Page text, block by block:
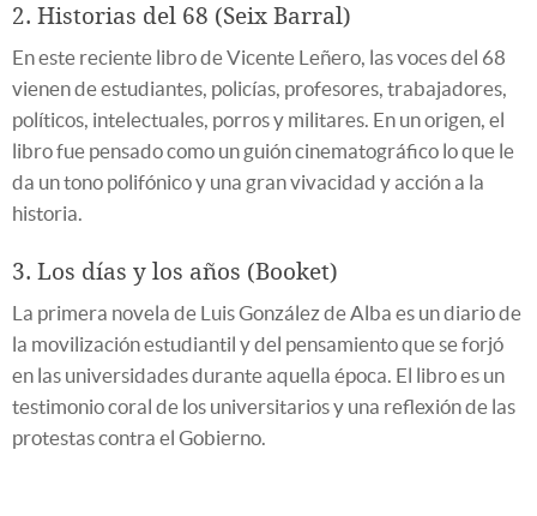
2. Historias del 68 (Seix Barral)
En este reciente libro de Vicente Leñero, las voces del 68
vienen de estudiantes, policías, profesores, trabajadores,
políticos, intelectuales, porros y militares. En un origen, el
libro fue pensado como un guión cinematográfico lo que le
da un tono polifónico y una gran vivacidad y acción a la
historia.
3. Los días y los años (Booket)
La primera novela de Luis González de Alba es un diario de
la movilización estudiantil y del pensamiento que se forjó
en las universidades durante aquella época. El libro es un
testimonio coral de los universitarios y una reflexión de las
protestas contra el Gobierno.